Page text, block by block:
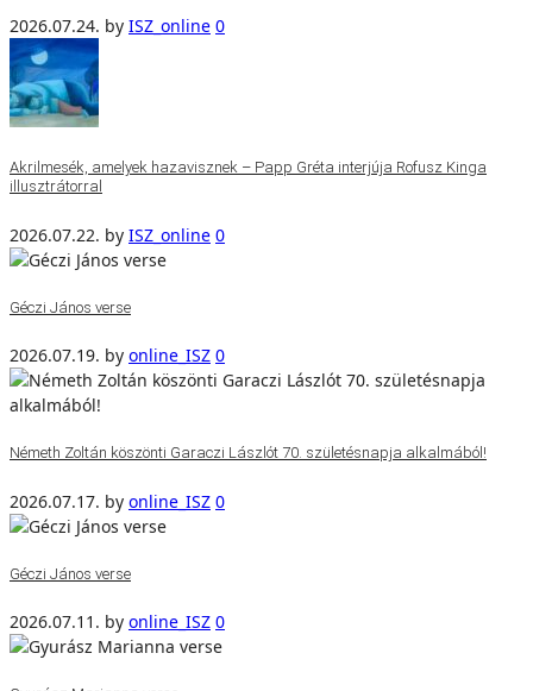
2026.07.24. by ISZ_online 0
Akrilmesék, amelyek hazavisznek – Papp Gréta interjúja Rofusz Kinga
illusztrátorral
2026.07.22. by ISZ_online 0
Géczi János verse
2026.07.19. by online_ISZ 0
Németh Zoltán köszönti Garaczi Lászlót 70. születésnapja alkalmából!
2026.07.17. by online_ISZ 0
Géczi János verse
2026.07.11. by online_ISZ 0